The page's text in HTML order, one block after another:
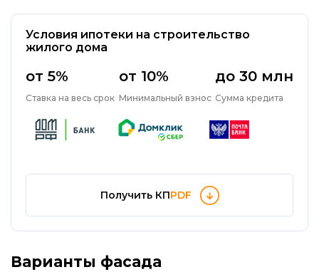
Условия ипотеки на строительство
жилого дома
от 5%
Ставка на весь срок
от 10%
Минимальный взнос
до 30 млн
Сумма кредита
Получить КПPDF
Варианты фасада